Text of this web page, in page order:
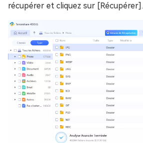
récupérer et cliquez sur [Récupérer].